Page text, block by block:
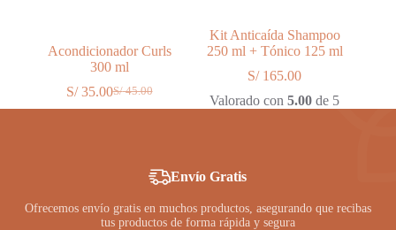
Acondicionador Curls
300 ml
S/45.00
El
precio
S/35.00El
precio
Kit Anticaída Shampoo
250 ml + Tónico 125 ml
S/165.00
Valorado con5.00 de 5
Envío Gratis
Ofrecemos envío gratis en muchos productos, asegurando que recibas
tus productos de forma rápida y segura